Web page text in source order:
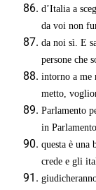
d’Italia a
da voi non
da noi sì. E
persone che
intorno a me
metto,
Parlamento
in
questa è una
crede e gli